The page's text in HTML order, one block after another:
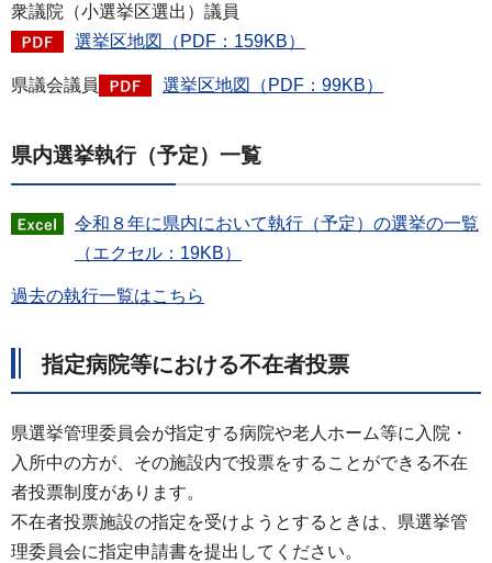
衆議院（小選挙区選出）議員
選挙区地図（PDF：159KB）
県議会議員 選挙区地図（PDF：99KB）
県内選挙執行（予定）一覧
令和８年に県内において執行（予定）の選挙の一覧
（エクセル：19KB）
過去の執行一覧はこちら
指定病院等における不在者投票
県選挙管理委員会が指定する病院や老人ホーム等に入院・
入所中の方が、その施設内で投票をすることができる不在
者投票制度があります。
不在者投票施設の指定を受けようとするときは、県選挙管
理委員会に指定申請書を提出してください。